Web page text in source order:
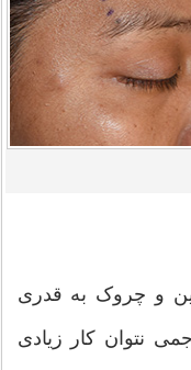
و چروک به قدری
نتوان کار زیادی